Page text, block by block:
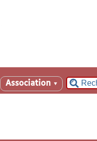
Association ▼